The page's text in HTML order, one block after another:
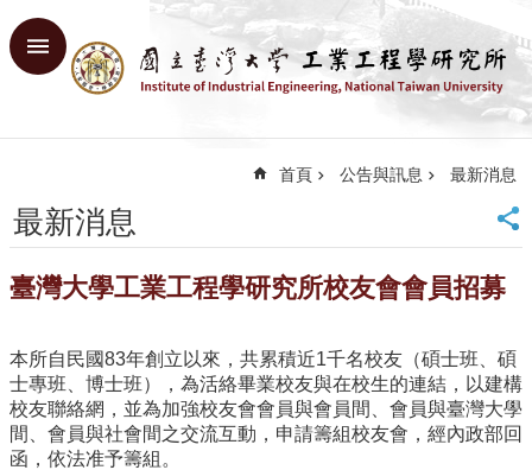
跳到主要內容區塊
進
首
頁
大
網
站
導
覽
首頁 公告與訊息 最新消息
最新消息
臺灣大學工業工程學研究所校友會會員招募
本所自民國83年創立以來，共累積近1千名校友（碩士班、碩
士專班、博士班），為活絡畢業校友與在校生的連結，以建構
校友聯絡網，並為加強校友會會員與會員間、會員與臺灣大學
間、會員與社會間之交流互動，申請籌組校友會，經內政部回
函，依法准予籌組。